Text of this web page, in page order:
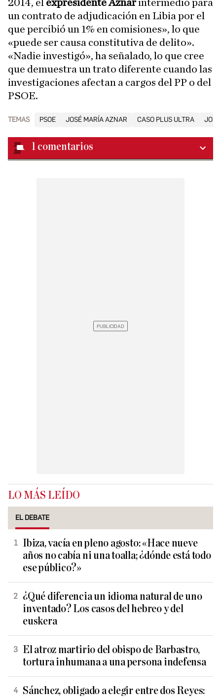
2014, el expresidente Aznarintermedió para
un contrato de adjudicación en Libia por el
que percibió un 1% en comisiones», lo que
«puede ser causa constitutiva de delito».
«Nadie investigó», ha señalado, lo que cree
que demuestra un trato diferente cuando las
investigaciones afectan a cargos del PP o del
PSOE.
TEMAS PSOE JOSÉ MARÍA AZNAR CASO PLUS ULTRA
1 comentarios
LO MÁS LEÍDO
EL DEBATE
Ibiza, vacía en pleno agosto: «Hace nueve
años no cabía ni una toalla; ¿dónde está todo
ese público?»
¿Qué diferencia un idioma natural de uno
inventado? Los casos del hebreo y del
euskera
El atroz martirio del obispo de Barbastro,
tortura inhumana a una persona indefensa
Sánchez, obligado a elegir entre dos Reyes: